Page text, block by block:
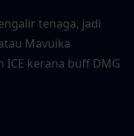
tenaga, jadi
Mavuika
ICE kerana buff DMG